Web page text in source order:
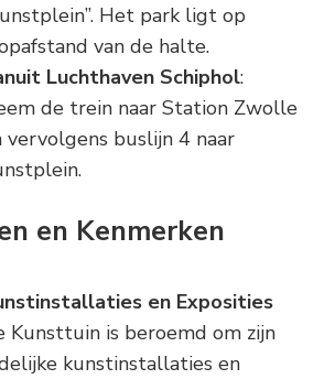
Het park ligt op
van de halte.
Luchthaven Schiphol:
de trein naar Station Zwolle
vervolgens buslijn 4 naar
en Kenmerken
en Exposities
Kunsttuin is beroemd om zijn
kunstinstallaties en